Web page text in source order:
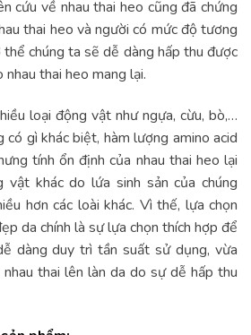
cứu về nhau thai heo cũng đã chứng
thai heo và người có mức độ tương
chúng ta sẽ dễ dàng hấp thu được
thai heo mang lại.
loại động vật như ngựa, cừu, bò,…
có gì khác biệt, hàm lượng amino acid
tính ổn định của nhau thai heo lại
vật khác do lứa sinh sản của chúng
hơn các loài khác. Vì thế, lựa chọn
da chính là sự lựa chọn thích hợp để
dàng duy trì tần suất sử dụng, vừa
thai lên làn da do sự dễ hấp thu